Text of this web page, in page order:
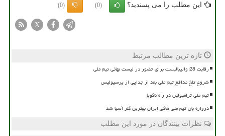
این مطلب را می پسندید؟ (0)
(0)
X
تازه ترین مطالب مرتبط
رقابت 28 والیبالیست برای حضور در لیست نهائی تیم ملی
شروع تلخ مدافع تیم ملی بعد از جدایی از پرسپولیس
تیم ملی ترامپولین در راه ناگویا
دروازه بان تیم ملی هاکی ایران بهترین گلر آسیا شد
نظرات بینندگان در مورد این مطلب